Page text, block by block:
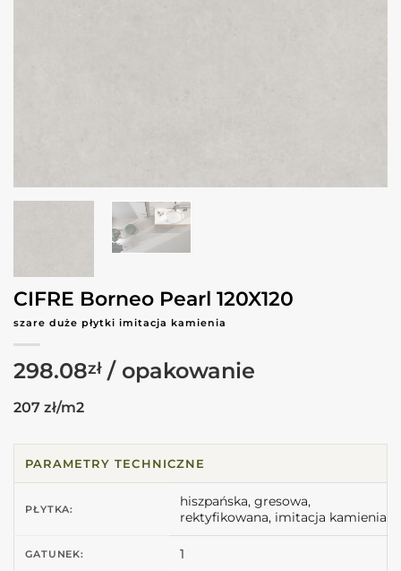
CIFRE Borneo Pearl 120X120
szare duże płytki imitacja kamienia
298.08zł
207 zł/m2
PARAMETRY TECHNICZNE
PŁYTKA:
hiszpańska, gresowa,
rektyfikowana, imitacja kamienia
GATUNEK: 1